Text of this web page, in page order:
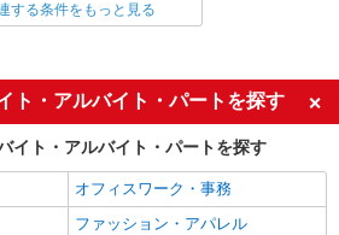
駅≫日勤のみ＆残業ナシ！お迎えに間に
支給(ガソリン代含む)＞
詳細を見る
ミドル（40代～）活躍中
深夜
社会保険あり
する条件をもっと見る
ト・アルバイト・パートを探す
イト・アルバイト・パートを探す
オフィスワーク・事務
ファッション・アパレル